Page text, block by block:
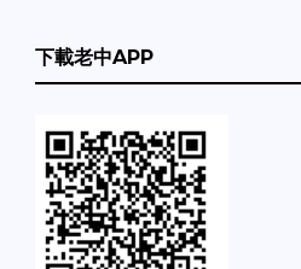
下載老中APP